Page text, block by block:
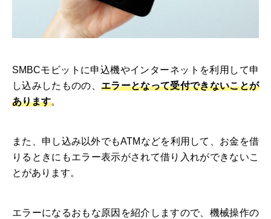
SMBCモビットに申込機やインターネットを利用して申
し込みしたものの、 エラーとなって受付できないことが
あります。
また、申し込み以外でもATMなどを利用して、お金を借
りるときにもエラー表示がされて借り入れができないこ
とがあります。
エラーになるおもな原因を紹介しますので、機械操作の